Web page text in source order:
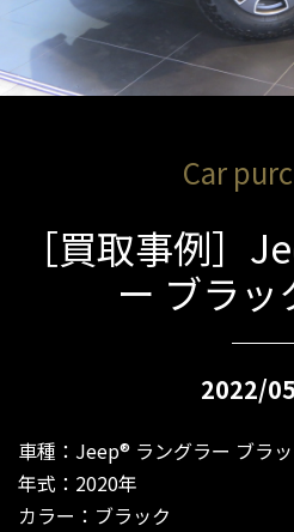
Car
［買取事例］
ー ブラッ
2022/
車種：Jeep® ラングラー ブラ
年式：2020年
カラー：ブラック